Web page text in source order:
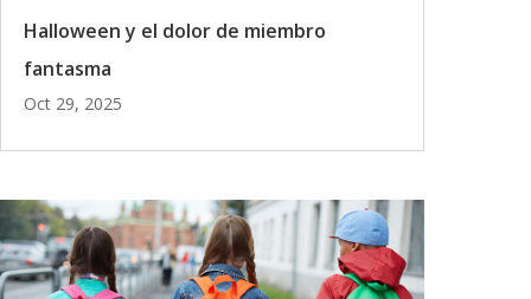
Halloween y el dolor de miembro
fantasma
Oct 29, 2025